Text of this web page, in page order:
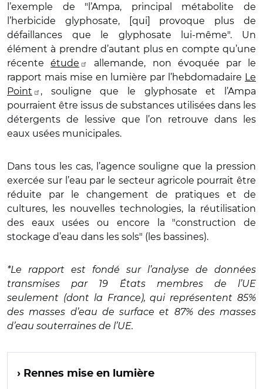
l’exemple de "l’Ampa, principal métabolite de
l’herbicide glyphosate, [qui] provoque plus de
défaillances que le glyphosate lui-même". Un
élément à prendre d’autant plus en compte qu’une
récenteétude
allemande, non évoquée par le
rapport mais mise en lumière par l’hebdomadaire Le
Point
, souligne que le glyphosate et l’Ampa
pourraient être issus de substances utilisées dans les
détergents de lessive que l’on retrouve dans les
eaux usées municipales.
Dans tous les cas, l’agence souligne que la pression
exercée sur l’eau par le secteur agricole pourrait être
réduite par le changement de pratiques et de
cultures, les nouvelles technologies, la réutilisation
des eaux usées ou encore la "construction de
stockage d’eau dans les sols" (les bassines).
*Le rapport est fondé sur l’analyse de données
transmises par 19 États membres de l’UE
seulement (dont la France), qui représentent 85%
des masses d’eau de surface et 87% des masses
d’eau souterraines de l’UE.
› Rennes mise en lumière